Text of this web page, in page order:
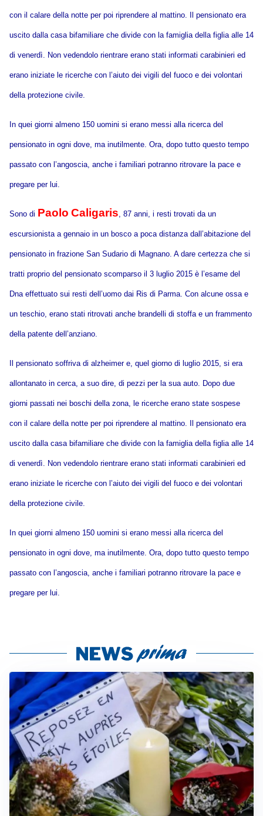
con il calare della notte per poi riprendere al mattino. Il pensionato era
uscito dalla casa bifamiliare che divide con la famiglia della figlia alle 14
di venerdì. Non vedendolo rientrare erano stati informati carabinieri ed
erano iniziate le ricerche con l’aiuto dei vigili del fuoco e dei volontari
della protezione civile.
In quei giorni almeno 150 uomini si erano messi alla ricerca del
pensionato in ogni dove, ma inutilmente. Ora, dopo tutto questo tempo
passato con l’angoscia, anche i familiari potranno ritrovare la pace e
pregare per lui.
Sono di Paolo Caligaris, 87 anni, i resti trovati da un
escursionista a gennaio in un bosco a poca distanza dall’abitazione del
pensionato in frazione San Sudario di Magnano. A dare certezza che si
tratti proprio del pensionato scomparso il 3 luglio 2015 è l’esame del
Dna effettuato sui resti dell’uomo dai Ris di Parma. Con alcune ossa e
un teschio, erano stati ritrovati anche brandelli di stoffa e un frammento
della patente dell’anziano.
Il pensionato soffriva di alzheimer e, quel giorno di luglio 2015, si era
allontanato in cerca, a suo dire, di pezzi per la sua auto. Dopo due
giorni passati nei boschi della zona, le ricerche erano state sospese
con il calare della notte per poi riprendere al mattino. Il pensionato era
uscito dalla casa bifamiliare che divide con la famiglia della figlia alle 14
di venerdì. Non vedendolo rientrare erano stati informati carabinieri ed
erano iniziate le ricerche con l’aiuto dei vigili del fuoco e dei volontari
della protezione civile.
In quei giorni almeno 150 uomini si erano messi alla ricerca del
pensionato in ogni dove, ma inutilmente. Ora, dopo tutto questo tempo
passato con l’angoscia, anche i familiari potranno ritrovare la pace e
pregare per lui.